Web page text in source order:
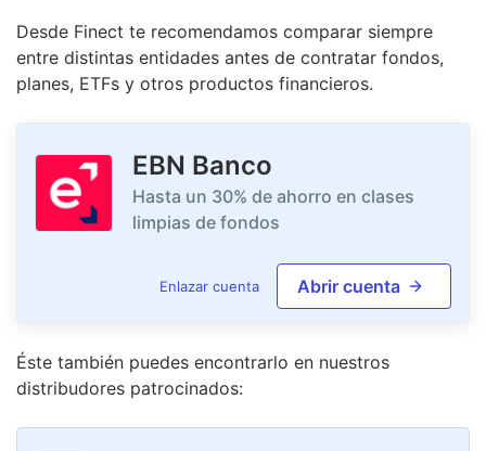
Desde Finect te recomendamos comparar siempre
entre distintas entidades antes de contratar fondos,
planes, ETFs y otros productos financieros.
EBN Banco
Hasta un 30% de ahorro en clases
limpias de fondos
Enlazar cuenta Abrir cuenta
Éste también puedes encontrarlo en nuestros
distribudores patrocinados: